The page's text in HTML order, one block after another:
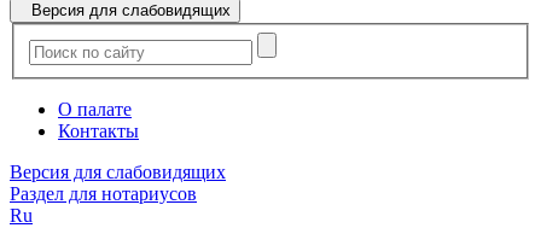
Версия для слабовидящих
О палате
Контакты
Версия для слабовидящих
Раздел для нотариусов
Ru